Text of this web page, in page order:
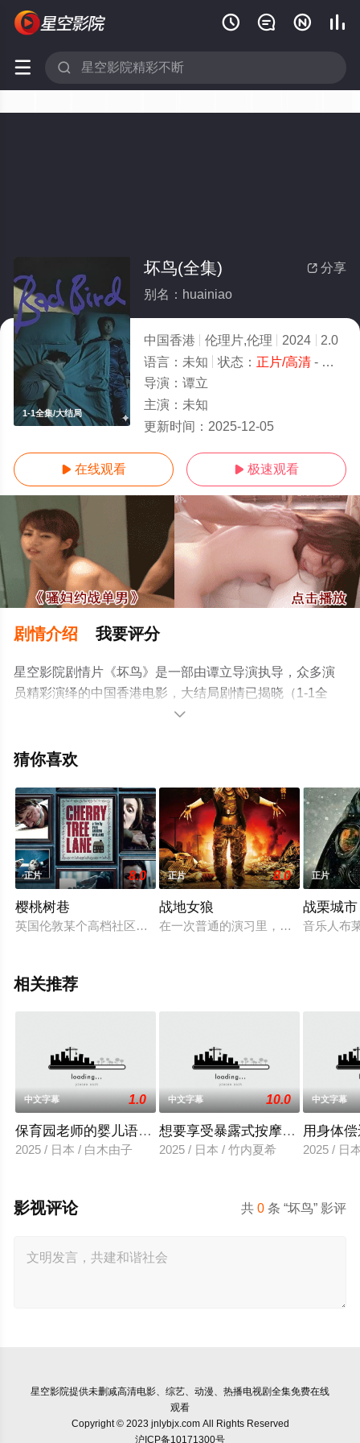
   
 
1-1全集/大结局
 分享
坏鸟(全集)
别名：huainiao
中国香港 伦理片,伦理 2024
2.0
语言： 未知 状态： 正片/高清- 免费在线观看
导演： 谭立
主演： 未知
更新时间： 2025-12-05
 在线观看  极速观看
剧情介绍 我要评分
星空影院剧情片《坏鸟》是一部由谭立导演执导，众多演
员精彩演绎的中国香港电影，大结局剧情已揭晓（1-1全
集），手机免费观看高清无删减完整版电影大全就上星空
等平台了解。

猜你喜欢
正片 8.0
樱桃树巷
英国伦敦某个高档社区，事业有成、生活优渥的迈克（汤姆·布
正片 8.0
战地女狼
在一次普通的演习里，杰克作为部队
正片
战栗城市
音乐人布
相关推荐
中文字幕 1.0
保育园老师的婴儿语让人超兴奋
2025 / 日本 / 白木由子
中文字幕 10.0
想要享受暴露式按摩的已婚女子
2025 / 日本 / 竹内夏希
中文字幕
用身体
2025 / 日
共0 条 “坏鸟” 影评
影视评论
星空影院提供未删减高清电影、综艺、动漫、热播电视剧全集免费在线
观看
Copyright © 2023 jnlybjx.com All Rights Reserved
沪ICP备10171300号